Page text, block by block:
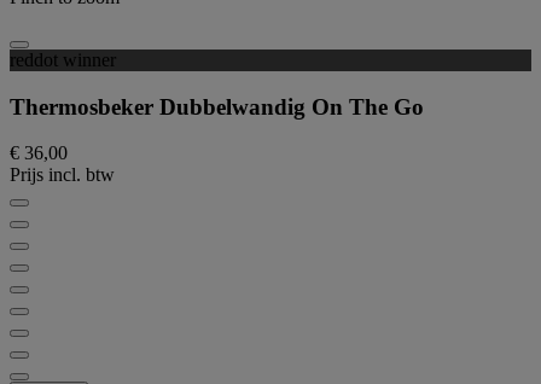
reddot winner
Thermosbeker Dubbelwandig On The Go
€ 36,00
Prijs incl. btw